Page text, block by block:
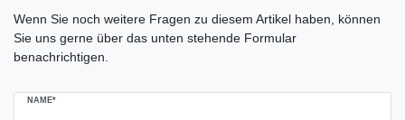
Wenn Sie noch weitere Fragen zu diesem Artikel haben, können
Sie uns gerne über das unten stehende Formular
benachrichtigen.
NAME*